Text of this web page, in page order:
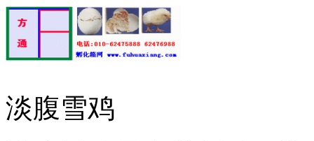
淡腹雪鸡